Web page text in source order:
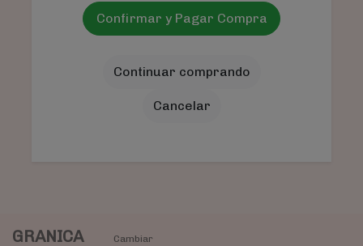
Confirmar y Pagar Compra
Continuar comprando
Cancelar
GRANICA Cambiar